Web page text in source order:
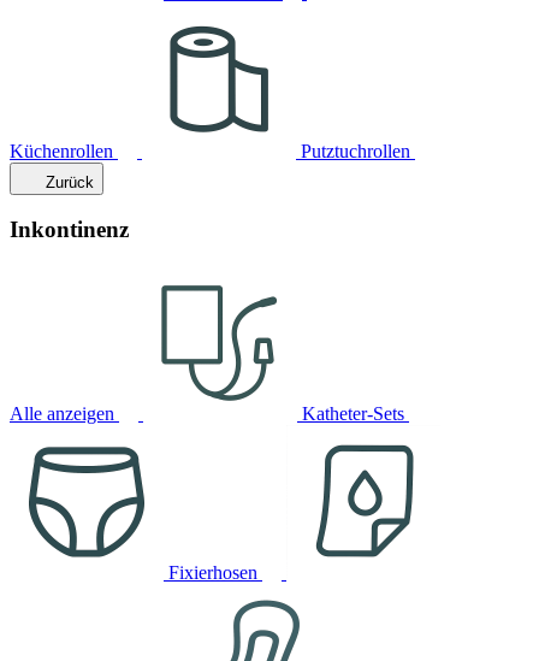
Küchenrollen Putztuchrollen
Zurück
Inkontinenz
Alle anzeigen Katheter-Sets
Fixierhosen